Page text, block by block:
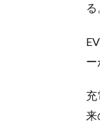
る
来